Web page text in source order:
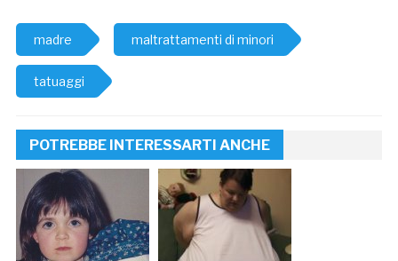
madre maltrattamenti di minori
tatuaggi
POTREBBE INTERESSARTI ANCHE